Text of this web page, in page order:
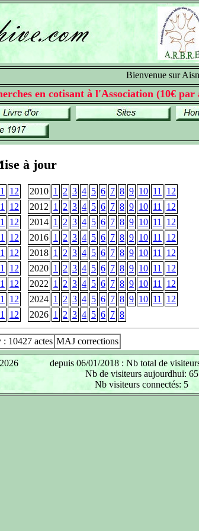
Bienvenue sur
en cotisant à l'Association (10€ par
à jour
12 2010 1 2 3 4 5 6 7 8 9 10 11
12
12 2012 1 2 3 4 5 6 7 8 9 10 11
12
12 2014 1 2 3 4 5 6 7 8 9 10 11
12
12 2016 1 2 3 4 5 6 7 8 9 10 11
12
12 2018 1 2 3 4 5 6 7 8 9 10 11
12
12 2020 1 2 3 4 5 6 7 8 9 10 11
12
12 2022 1 2 3 4 5 6 7 8 9 10 11
12
12 2024 1 2 3 4 5 6 7 8 9 10 11
12
12 2026 1 2 3 4 5 6 7 8
: 10427 actes MAJ corrections
2026
depuis 06/01/2018 : Nb total de
Nb de visiteurs aujourdhui: 65
Nb visiteurs connectés: 5